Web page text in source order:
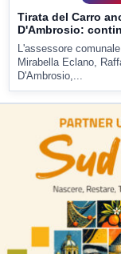
6 AGOSTO 2026
Tirata del Carro
D'Ambrosio:
L'assessore
Mirabella Eclano,
D'Ambrosio,...